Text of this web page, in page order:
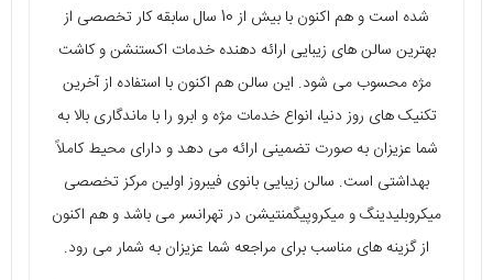
شده است و هم اکنون با بیش از 10 سال سابقه کار تخصصی از
بهترین سالن‌ های زیبایی ارائه دهنده خدمات اکستنشن و کاشت
مژه محسوب می‌ شود. این سالن هم اکنون با استفاده از آخرین
تکنیک‌ های روز دنیا، انواع خدمات مژه و ابرو را با ماندگاری بالا به
شما عزیزان به صورت تضمینی ارائه می‌ دهد و دارای محیط کاملاً
بهداشتی است. سالن زیبایی بانوی فیبروز اولین مرکز تخصصی
میکروبلیدینگ و میکروپیگمنتیشن در تهرانسر می‌ باشد و هم اکنون
از گزینه‌ های مناسب برای مراجعه شما عزیزان به شمار می‌ رود.